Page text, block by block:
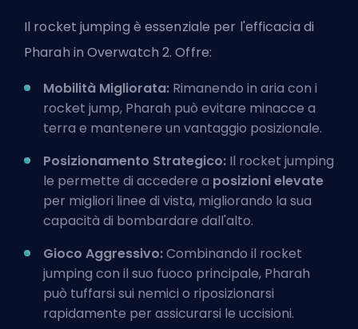
Il rocket jumping è essenziale per l'efficacia di
Pharah in Overwatch 2. Offre:
Mobilità Migliorata: Rimanendo in aria con i
rocket jump, Pharah può evitare minacce a
terra e mantenere un vantaggio posizionale.
Posizionamento Strategico: Il rocket jumping
le permette di accedere a posizioni elevate
per migliori linee di vista, migliorando la sua
capacità di bombardare dall'alto.
Gioco Aggressivo:Combinando il rocket
jumping con il suo fuoco principale, Pharah
può tuffarsi sui nemici o riposizionarsi
rapidamente per assicurarsi le uccisioni.